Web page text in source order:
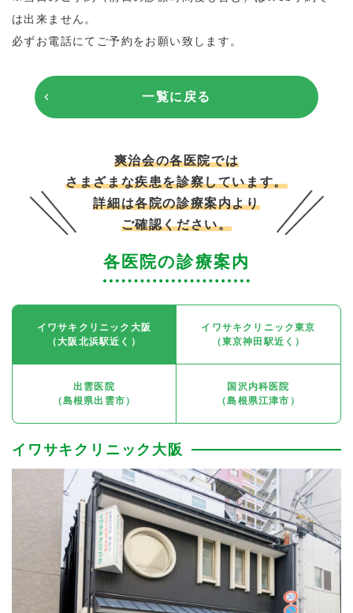
は出来ません。
必ずお電話にてご予約をお願い致します。
一覧に戻る
爽治会の各医院では
さまざまな疾患を診察しています。
詳細は各院の診療案内より
ご確認ください。
各医院の診療案内
イワサキクリニック大阪
（大阪北浜駅近く）
イワサキクリニック東京
（東京神田駅近く）
出雲医院
（島根県出雲市）
国沢内科医院
（島根県江津市）
イワサキクリニック大阪